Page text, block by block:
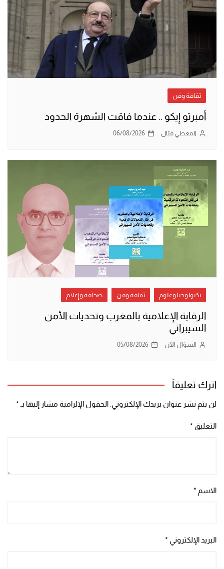
ثقافة وفن
أمبرتو إيكو .. عندما فاقت الشهرة الحدود
المعطي قبّال 06/08/2026
تكنولوجيا وعلوم ثقافة وفن صحافة وإعلام
الرقابة الإعلامية بالمغرب وتحديات الأمن
السيبراني
السؤال الآن 05/08/2026
اترك تعليقاً
لن يتم نشر عنوان بريدك الإلكتروني. الحقول الإلزامية مشار إليها بـ *
التعليق *
الاسم *
البريد الإلكتروني *